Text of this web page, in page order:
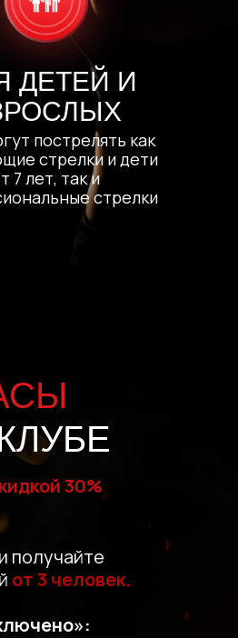
ДЕТЕЙ И
пострелять как
стрелки и дети
7 лет, так и
стрелки
30%
получайте
от 3 человек.